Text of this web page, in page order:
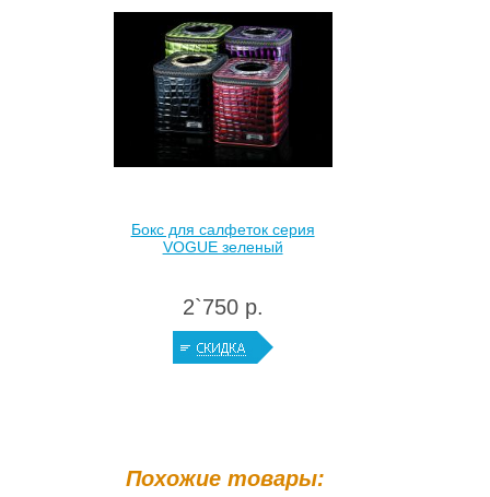
Похожие товары:
Бокс для салфеток серия
VOGUE зеленый
2`750 р.